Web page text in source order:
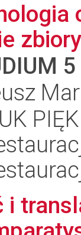
5
i